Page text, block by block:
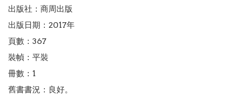
出版社：商周出版
出版日期：2017年
頁數：367
裝幀：平裝
冊數：1
舊書書況：良好。